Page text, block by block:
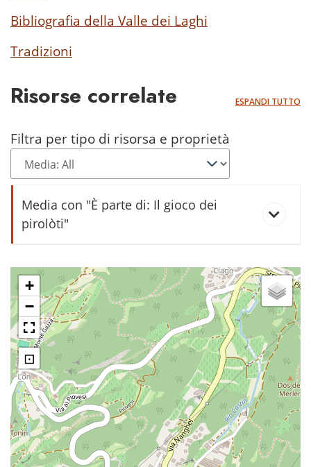
Bibliografia della Valle dei Laghi
Tradizioni
Risorse correlate ESPANDI TUTTO
Filtra per tipo di risorsa e proprietà
Media con "È parte di: Il gioco dei
pirolòti"
Il gioco dei pirolòti
+
−
⊡